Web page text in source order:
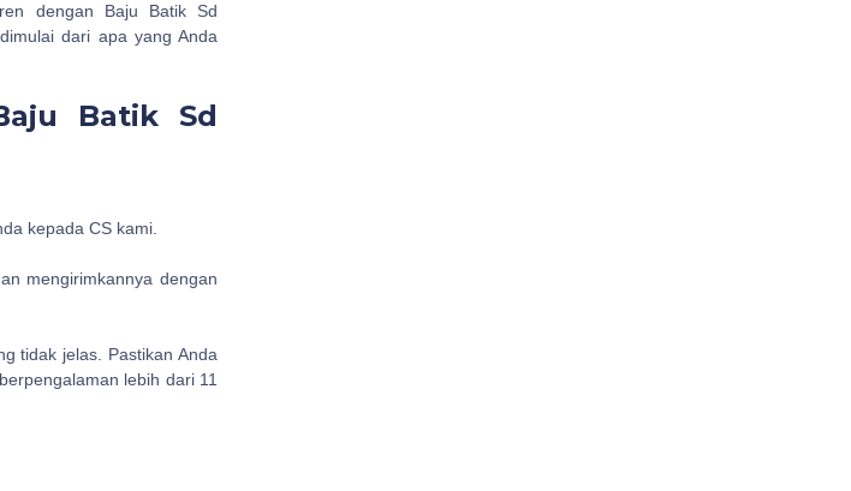
dengan Baju Batik Sd
dari apa yang Anda
Batik Sd
kepada CS kami.
mengirimkannya dengan
tidak jelas. Pastikan Anda
lebih dari 11